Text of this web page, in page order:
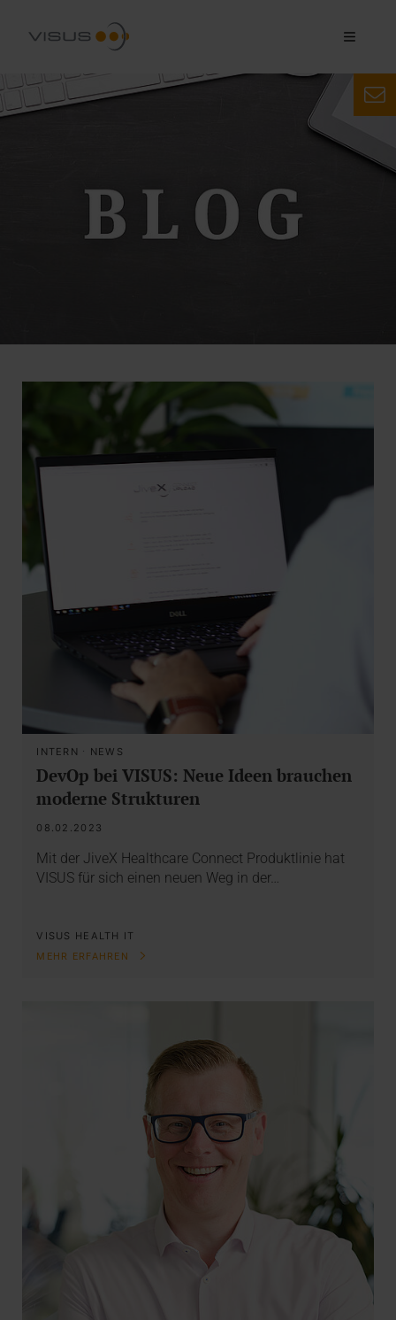
INTERN · NEWS
DevOp bei VISUS: Neue Ideen brauchen
moderne Strukturen
08.02.2023
Mit der JiveX Healthcare Connect Produktlinie hat
VISUS für sich einen neuen Weg in der…
VISUS HEALTH IT
MEHR ERFAHREN